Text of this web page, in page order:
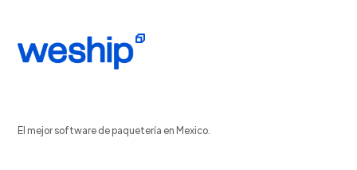
El mejor software de paquetería en Mexico.